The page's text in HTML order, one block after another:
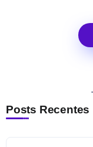
Posts Recentes